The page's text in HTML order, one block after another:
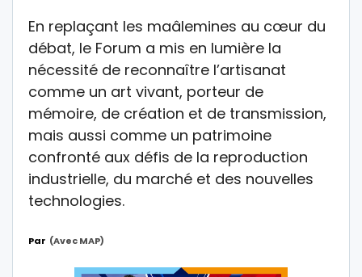
En replaçant les maâlemines au cœur du
débat, le Forum a mis en lumière la
nécessité de reconnaître l’artisanat
comme un art vivant, porteur de
mémoire, de création et de transmission,
mais aussi comme un patrimoine
confronté aux défis de la reproduction
industrielle, du marché et des nouvelles
technologies.
Par (Avec MAP)